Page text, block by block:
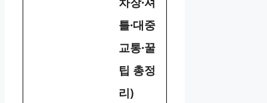
틀·대중
교통·꿀
팁 총정
리)